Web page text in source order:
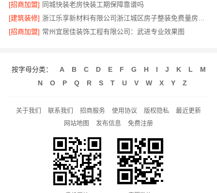
[招商加盟] 同城快装老房快装工期保障靠谱吗
[建筑装修]
[招商加盟] 常州宜居佳装饰工程有限公司：武进专业效果图
按字母分类： A B C D E F G H I J K L
M
N
O P Q R S T U V W X Y Z
关于我们 联系我们 招商服务 使用协议 版权隐私
最近更新
网站地图
发布信息 免费注册